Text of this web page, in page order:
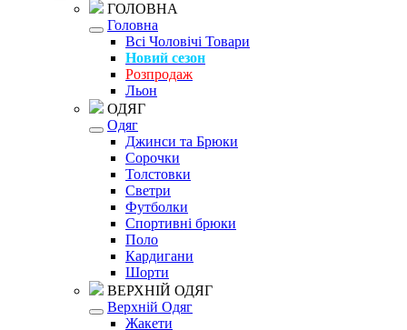
ГОЛОВНА
Головна
Всі Чоловічі Товари
Новий сезон
Розпродаж
Льон
ОДЯГ
Одяг
Джинси та Брюки
Сорочки
Толстовки
Светри
Футболки
Спортивні брюки
Поло
Кардигани
Шорти
ВЕРХНІЙ ОДЯГ
Верхній Одяг
Жакети